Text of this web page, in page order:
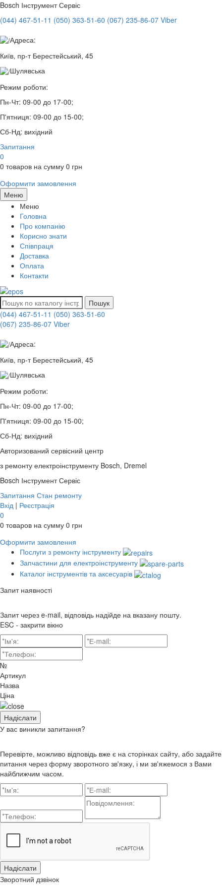
Bosch Інструмент Сервіс
(044) 467-51-11 (050) 363-51-60 (067) 235-86-07 Viber
Адреса:
Київ, пр-т Берестейський, 45
Шулявська
Режим роботи:
Пн-Чт: 09-00 до 17-00;
П'ятниця: 09-00 до 15-00;
Сб-Нд: вихідний
Запитання
0
0 товаров на сумму 0 грн
Оформити замовлення
Меню
Меню
Головна
Про компанію
Корисно знати
Співпраця
Доставка
Оплата
Контакти
Пошук
(044) 467-51-11 (050) 363-51-60
(067) 235-86-07 Viber
Адреса:
Київ, пр-т Берестейський, 45
Шулявська
Режим роботи:
Пн-Чт: 09-00 до 17-00;
П'ятниця: 09-00 до 15-00;
Сб-Нд: вихідний
Авторизований сервісний центр
з ремонту електроінструменту Bosch, Dremel
Bosch Інструмент Сервіс
Запитання Стан ремонту
Вхід | Реєстрація
0
0 товаров на сумму 0 грн
Оформити замовлення
Послуги з ремонту інструменту
Запчастини для електроінструменту
Каталог інструментів та аксесуарів
Запит наявності
Запит через e-mail, відповідь надійде на вказану пошту.
ESC - закрити вікно
№
Артикул
Назва
Ціна
У вас виникли запитання?
Перевірте, можливо відповідь вже є на сторінках сайту, або задайте
питання через форму зворотного зв'язку, і ми зв'яжемося з Вами
найближчим часом.
Зворотний дзвінок